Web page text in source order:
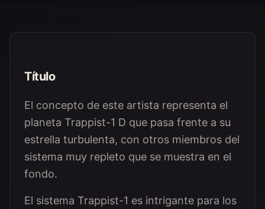
Título
El concepto de este artista representa el
planeta Trappist-1 D que pasa frente a su
estrella turbulenta, con otros miembros del
sistema muy repleto que se muestra en el
fondo.
El sistema Trappist-1 es intrigante para los